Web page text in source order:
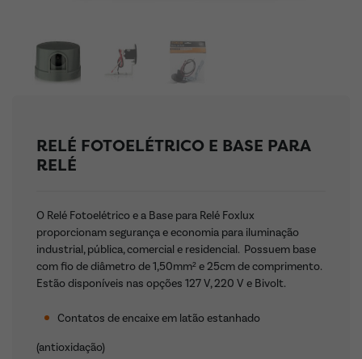
RELÉ FOTOELÉTRICO E BASE PARA
RELÉ
O Relé Fotoelétrico e a Base para Relé Foxlux
proporcionam segurança e economia para iluminação
industrial, pública, comercial e residencial. Possuem base
com fio de diâmetro de 1,50mm² e 25cm de comprimento.
Estão disponíveis nas opções 127 V, 220 V e Bivolt.
Contatos de encaixe em latão estanhado
(antioxidação)